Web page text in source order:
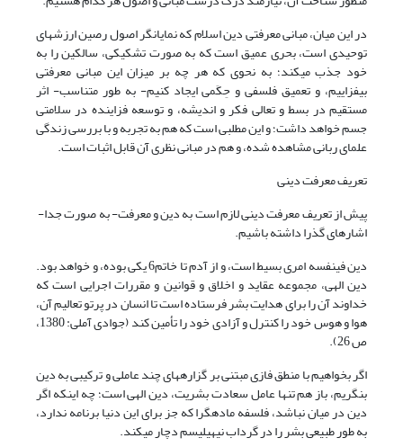
در این میان، مبانی معرفتی دین اسلام که نمایان­گر اصول رصین ارزش­های
توحیدی است، بحری عمیق است که به صورت تشکیکی، سالکین را به
خود جذب می­کند؛ به نحوی که هر چه بر میزان این مبانی معرفتی
بیفزاییم، و تعمیق فلسفی و حِکَمی ایجاد کنیم- به طور متناسب- اثر
مستقیم در بسط و تعالی فکر و اندیشه، و توسعه فزاینده در سلامتی
جسم خواهد داشت؛ و این مطلبی است که هم به تجربه و با بررسی زندگی
علمای ربانی مشاهده شده، و هم در مبانی نظری آن قابل اثبات است.
تعریف معرفت دینی
پیش از تعریف معرفت دینی لازم است به دین و معرفت- به صورت جدا-
اشاره­ای گذرا داشته باشیم.
دین فی­نفسه امری بسیط است، و از آدم تا خاتم6 یکی بوده، و خواهد بود.
دین الهی، مجموعه عقاید و اخلاق و قوانین و مقررات اجرایی است که
خداوند آن را برای هدایت بشر فرستاده است تا انسان در پرتو تعالیم آن،
هوا و هوس خود را کنترل و آزادی خود را تأمین کند (جوادی آملی: 1380،
ص 26).
اگر بخواهیم با منطق فازی مبتنی بر گزاره­های چند عاملی و ترکیبی به دین
بنگریم، باز هم تنها عامل سعادت بشریت، دین الهی است؛ چه این­که اگر
دین در میان نباشد، فلسفه ماده­گرا که جز برای این دنیا برنامه ندارد،
به طور طبیعی بشر را در گرداب نیهیلیسم دچار می­کند.